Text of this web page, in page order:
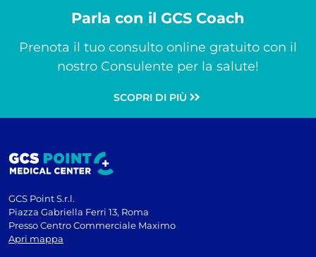
Parla con il GCS Coach
Prenota il tuo consulto online gratuito con il
nostro Consulente per la salute!
SCOPRI DI PIÙ
GCS Point S.r.l.
Piazza Gabriella Ferri 13, Roma
Presso Centro Commerciale Maximo
Apri mappa